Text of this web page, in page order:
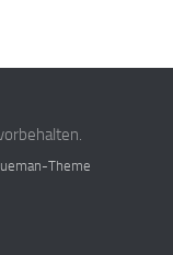
Theme